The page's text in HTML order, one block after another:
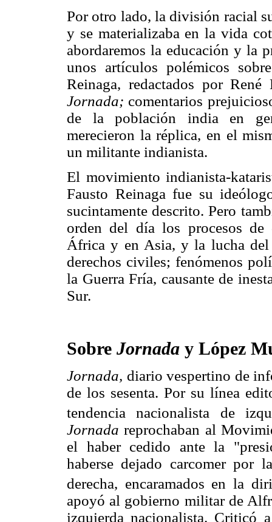
Por otro lado, la división racial
y se materializaba en la vida
abordaremos la educación y la
unos artículos polémicos
Reinaga, redactados por
Jornada; comentarios
de la población india en
merecieron la réplica, en el
un militante indianista.
El movimiento indianista-
Fausto Reinaga fue su
sucintamente descrito. Pero
orden del día los procesos de
África y en Asia, y la lucha del
derechos civiles; fenómenos
la Guerra Fría, causante de
Sur.
Sobre Jornada y López
Jornada, diario vespertino de
de los sesenta. Por su línea
tendencia nacionalista de
Jornadareprochaban al
el haber cedido ante la
haberse dejado carcomer por
derecha, encaramados en la
apoyó al gobierno militar de
izquierda nacionalista. Criticó